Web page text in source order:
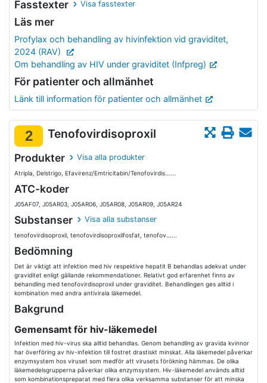
Fasstexter Visa fasstexter
Läs mer
Profylax och behandling av hivinfektion vid graviditet,
2024 (RAV)
Om behandling av HIV under graviditet (Infpreg)
För patienter och allmänhet
Länk till information för patienter och allmänhet
2 Tenofovirdisoproxil
Produkter Visa alla produkter
Atripla, Delstrigo, Efavirenz/Emtricitabin/Tenofovirdis......
ATC-koder
J05AF07, J05AR03, J05AR06, J05AR08, J05AR09, J05AR24
Substanser Visa alla substanser
tenofovirdisoproxil, tenofovirdisoproxilfosfat, tenofov......
Bedömning
Det är viktigt att infektion med hiv respektive hepatit B behandlas adekvat under
graviditet enligt gällande rekommendationer. Relativt god erfarenhet finns av
behandling med tenofovirdisoproxil under graviditet. Behandlingen ges alltid i
kombination med andra antivirala läkemedel.
Bakgrund
Gemensamt för hiv-läkemedel
Infektion med hiv-virus ska alltid behandlas. Genom behandling av gravida kvinnor
har överföring av hiv-infektion till fostret drastiskt minskat. Alla läkemedel påverkar
enzymsystem hos viruset som medför att virusets förökning hämmas. De olika
läkemedelsgrupperna påverkar olika enzymsystem. Hiv-läkemedel används alltid
som kombinationspreparat med flera olika verksamma substanser för att minska